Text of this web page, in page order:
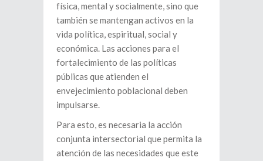
física, mental y socialmente, sino que
también se mantengan activos en la
vida política, espiritual, social y
económica. Las acciones para el
fortalecimiento de las políticas
públicas que atienden el
envejecimiento poblacional deben
impulsarse.
Para esto, es necesaria la acción
conjunta intersectorial que permita la
atención de las necesidades que este